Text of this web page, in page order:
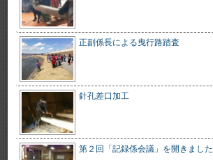
正副係長による曳行路踏査
針孔差口加工
第２回「記録係会議」を開きました